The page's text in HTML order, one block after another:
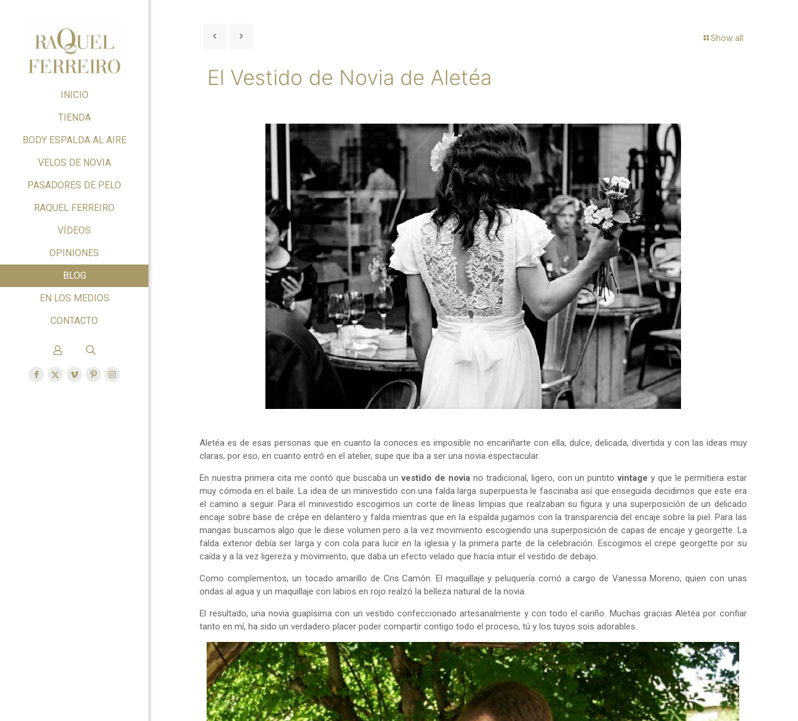
INICIO
TIENDA
BODY ESPALDA AL AIRE
VELOS DE NOVIA
PASADORES DE PELO
RAQUEL FERREIRO
VÍDEOS
OPINIONES
BLOG
EN LOS MEDIOS
CONTACTO
Show all
El Vestido de Novia de Aletéa
Aletéa es de esas personas que en cuanto la conoces es imposible no encariñarte con ella, dulce, delicada, divertida y con las ideas muy
claras, por eso, en cuanto entró en el atelier, supe que iba a ser una novia espectacular.
En nuestra primera cita me contó que buscaba unvestido de novia no tradicional, ligero, con un puntitovintage y que le permitiera estar
muy cómoda en el baile. La idea de un minivestido con una falda larga superpuesta le fascinaba así que enseguida decidimos que este era
el camino a seguir. Para el minivestido escogimos un corte de líneas limpias que realzaban su figura y una superposición de un delicado
encaje sobre base de crêpe en delantero y falda mientras que en la espalda jugamos con la transparencia del encaje sobre la piel. Para las
mangas buscamos algo que le diese volumen pero a la vez movimiento escogiendo una superposición de capas de encaje y georgette. La
falda exterior debía ser larga y con cola para lucir en la iglesia y la primera parte de la celebración. Escogimos el crepe georgette por su
caída y a la vez ligereza y movimiento, que daba un efecto velado que hacía intuir el vestido de debajo.
Como complementos, un tocado amarillo de Cris Camón. El maquillaje y peluquería corrió a cargo de Vanessa Moreno, quien con unas
ondas al agua y un maquillaje con labios en rojo realzó la belleza natural de la novia.
El resultado, una novia guapísima con un vestido confeccionado artesanalmente y con todo el cariño. Muchas gracias Aletéa por confiar
tanto en mí, ha sido un verdadero placer poder compartir contigo todo el proceso, tú y los tuyos sois adorables.